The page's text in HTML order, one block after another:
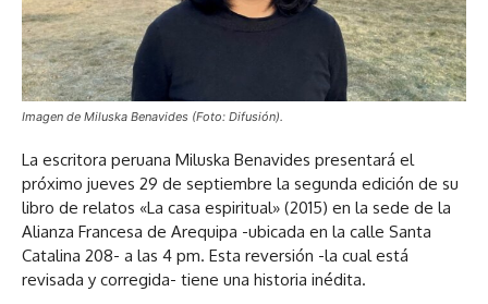
Imagen de Miluska Benavides (Foto: Difusión).
La escritora peruana Miluska Benavides presentará el
próximo jueves 29 de septiembre la segunda edición de su
libro de relatos «La casa espiritual» (2015) en la sede de la
Alianza Francesa de Arequipa -ubicada en la calle Santa
Catalina 208- a las 4 pm. Esta reversión -la cual está
revisada y corregida- tiene una historia inédita.